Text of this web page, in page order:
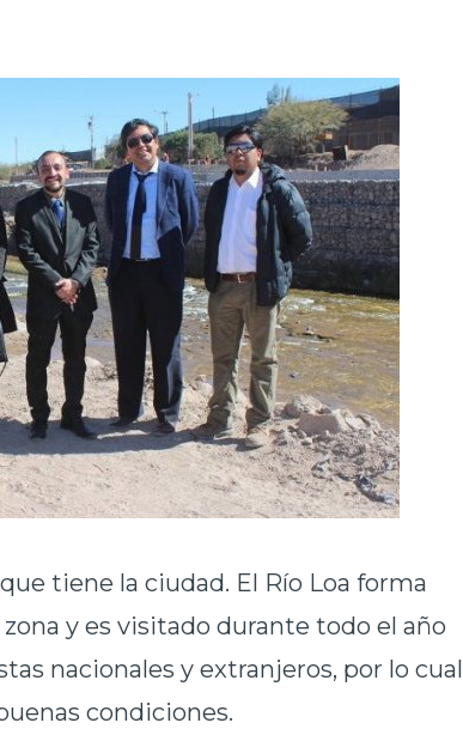
tiene la ciudad. El Río Loa forma
y es visitado durante todo el año
nacionales y extranjeros, por lo cual
condiciones.